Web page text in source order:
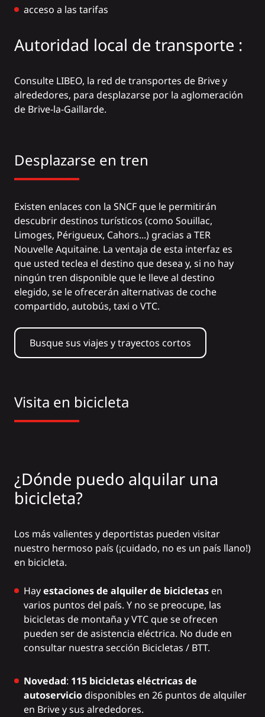
acceso a las tarifas
Autoridad local de transporte :
Consulte LIBEO, la red de transportes de Brive y
alrededores, para desplazarse por la aglomeración
de Brive-la-Gaillarde.
Desplazarse en tren
Existen enlaces con la SNCF que le permitirán
descubrir destinos turísticos (como Souillac,
Limoges, Périgueux, Cahors...) gracias a TER
Nouvelle Aquitaine. La ventaja de esta interfaz es
que usted teclea el destino que desea y, si no hay
ningún tren disponible que le lleve al destino
elegido, se le ofrecerán alternativas de coche
compartido, autobús, taxi o VTC.
Busque sus viajes y trayectos cortos
Visita en bicicleta
¿Dónde puedo alquilar una
bicicleta?
Los más valientes y deportistas pueden visitar
nuestro hermoso país (¡cuidado, no es un país llano!)
en bicicleta.
Hayestaciones de alquiler de bicicletas en
varios puntos del país. Y no se preocupe, las
bicicletas de montaña y VTC que se ofrecen
pueden ser de asistencia eléctrica. No dude en
consultar nuestra sección Bicicletas / BTT.
Novedad: 115 bicicletas eléctricas de
autoserviciodisponibles en 26 puntos de alquiler
en Brive y sus alrededores.